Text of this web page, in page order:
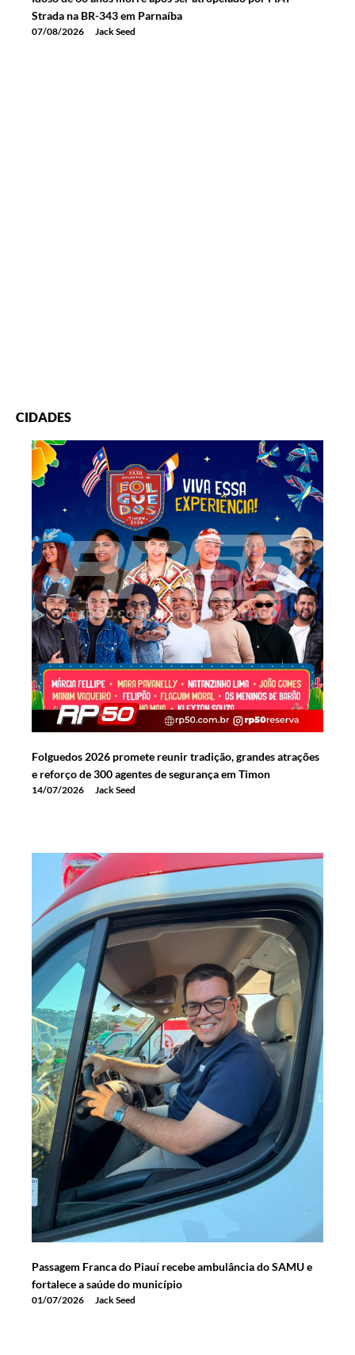
Strada na BR-343 em Parnaíba
07/08/2026 Jack Seed
CIDADES
Folguedos 2026 promete reunir tradição, grandes atrações
e reforço de 300 agentes de segurança em Timon
14/07/2026 Jack Seed
Passagem Franca do Piauí recebe ambulância do SAMU e
fortalece a saúde do município
01/07/2026 Jack Seed